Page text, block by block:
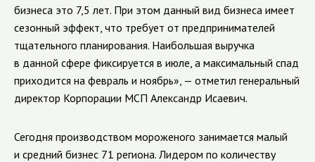
бизнеса это 7,5 лет. При этом данный вид бизнеса имеет
сезонный эффект, что требует от предпринимателей
тщательного планирования. Наибольшая выручка
в данной сфере фиксируется в июле, а максимальный спад
приходится на февраль и ноябрь», — отметил генеральный
директор Корпорации МСП Александр Исаевич.
Сегодня производством мороженого занимается малый
и средний бизнес 71 региона. Лидером по количеству